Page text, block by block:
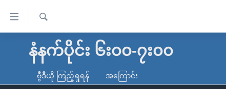
လွယ်ကူ
သည့်
မူလစာမျက်နှာ
ကမ္ဘာ့သတင်းများ
ရ
လာ
နံနက်ပိုင်း ၆း၀၀-၇း၀၀
ဗွီဒီယို ကြည့်ရှုရန် အကြောင်း